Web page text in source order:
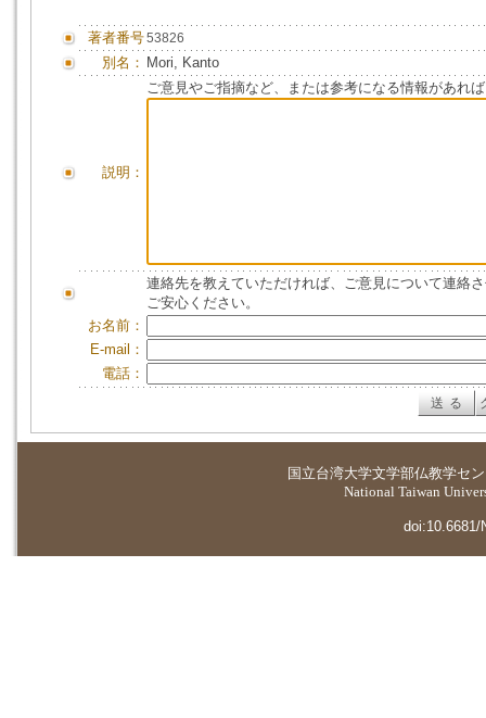
著者番号53826
別名： Mori, Kanto
説明：
ご意見やご指摘など、または参考になる情報があれ
連絡先を教えていただければ、ご意見について連絡
ご安心ください。
お名前：
E-mail：
電話：
国立台湾大学文学部仏教学セ
National Taiwan
doi:10.6681/